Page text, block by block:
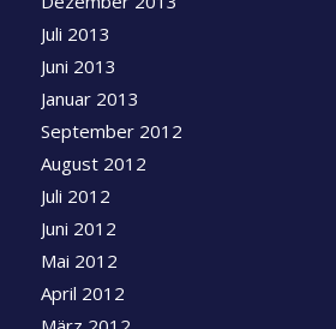
Juli 2013
Juni 2013
Januar 2013
September 2012
August 2012
Juli 2012
Juni 2012
Mai 2012
April 2012